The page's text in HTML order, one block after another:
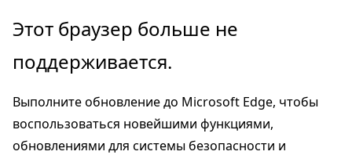
Пропустить
перейти
основному
содержимому
Этот браузер больше не
поддерживается.
Выполните обновление до Microsoft Edge, чтобы
воспользоваться новейшими функциями,
обновлениями для системы безопасности и